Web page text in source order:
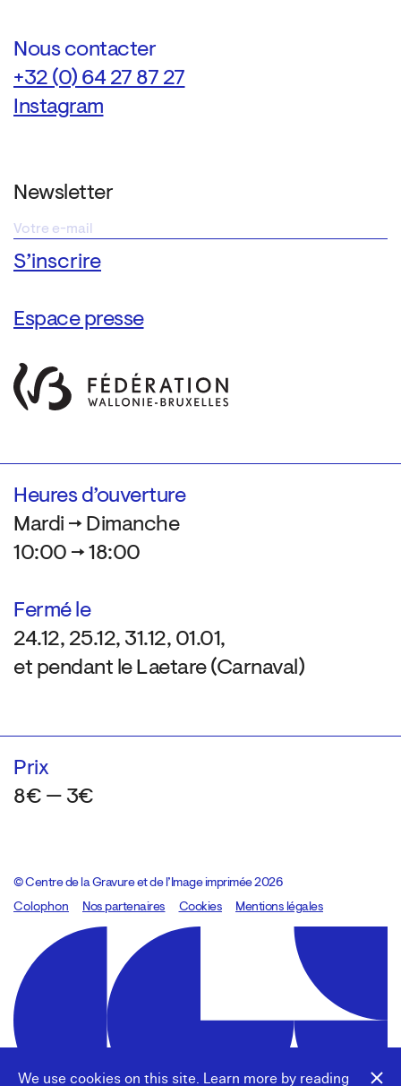
We use cookies on this site. Learn more by reading
Nous contacter
+32 (0) 64 27 87 27
Instagram
Newsletter
Espace presse
Heures d’ouverture
Mardi → Dimanche
10:00 → 18:00
Fermé le
24.12, 25.12, 31.12, 01.01,
et pendant le Laetare (Carnaval)
Prix
8€ — 3€
© Centre de la Gravure et de l’Image imprimée 2026
Colophon
Design:Marcel Kaczmarek, code:8080.studio
Nos partenaires Cookies Mentions légales